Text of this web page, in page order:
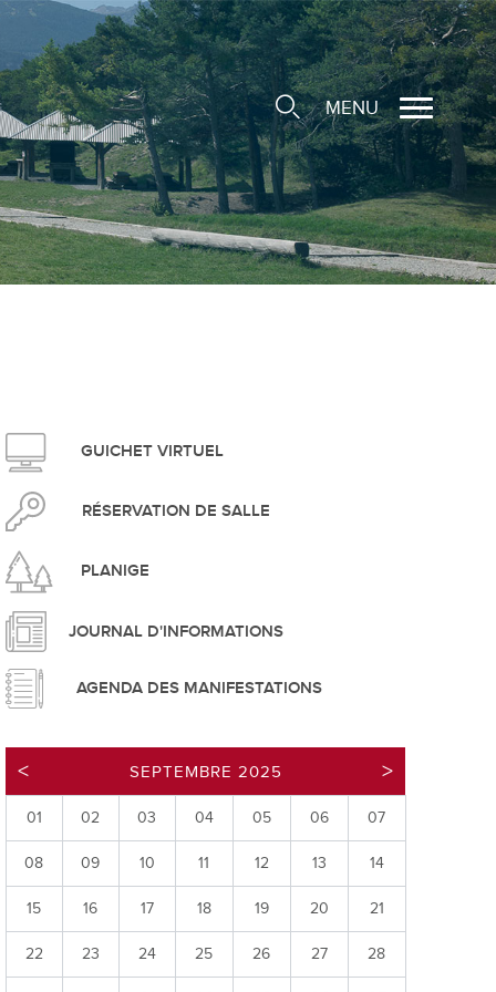
durable
d'ouverture
SIT
et service du feu
MENU
GUICHET VIRTUEL
RÉSERVATION DE SALLE
PLANIGE
JOURNAL D'INFORMATIONS
AGENDA DES MANIFESTATIONS
SEPTEMBRE 2025
01 02 03 04 05 06 07
08 09 10 11 12 13 14
15 16 17 18 19 20 21
22 23 24 25 26 27 28